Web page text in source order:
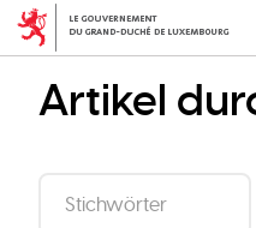
Direkt
zum